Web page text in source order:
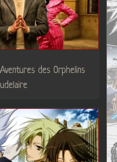
des Orphelins